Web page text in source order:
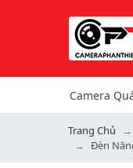
Camera
Trang Chủ
Đèn